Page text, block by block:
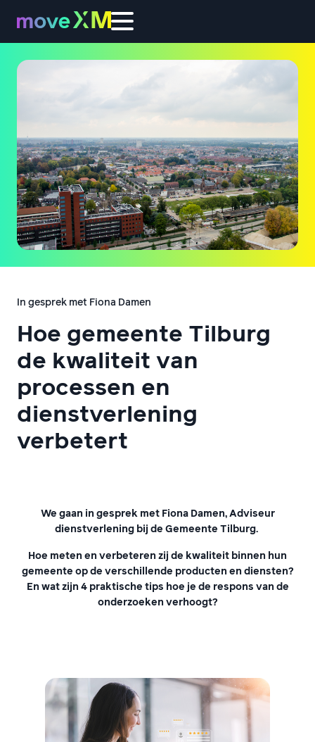
In gesprek met Fiona Damen
Hoe gemeente Tilburg
de kwaliteit van
processen en
dienstverlening
verbetert
We gaan in gesprek met Fiona Damen, Adviseur
dienstverlening bij de Gemeente Tilburg.
Hoe meten en verbeteren zij de kwaliteit binnen hun
gemeente op de verschillende producten en diensten?
En wat zijn 4 praktische tips hoe je de respons van de
onderzoeken verhoogt?